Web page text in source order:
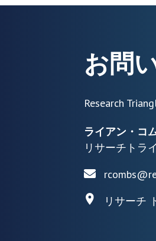
お問
Research
ライアン・コ
リサーチトラ
リサーチ